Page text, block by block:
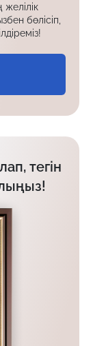
бөлісіп,
тегін